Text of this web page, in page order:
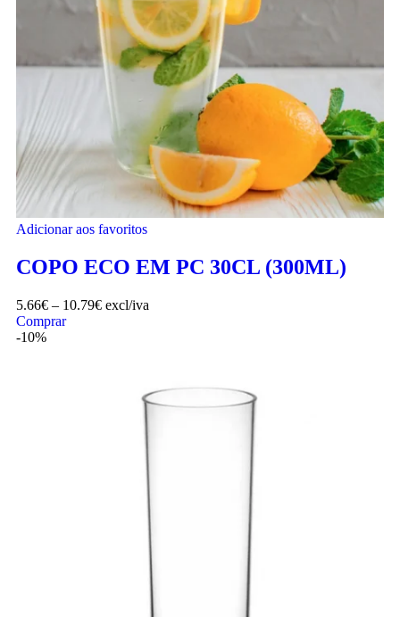
Adicionar aos favoritos
COPO ECO EM PC 30CL (300ML)
5.66€ – 10.79€ excl/iva
Comprar
-10%